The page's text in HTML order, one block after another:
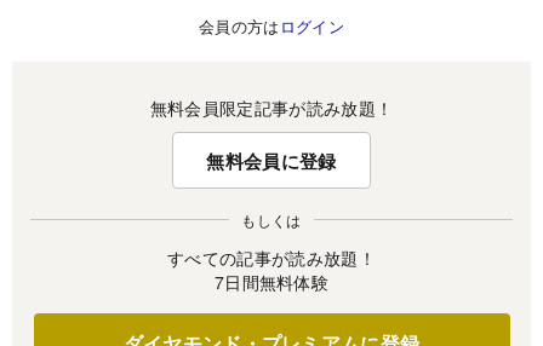
会員の方は ログイン
無料会員限定記事が読み放題！
無料会員に登録
もしくは
すべての記事が読み放題！
7日間無料体験